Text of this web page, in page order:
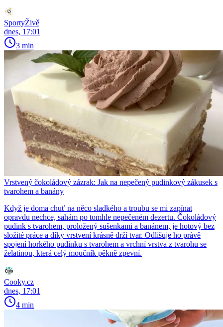
SportyŽivě
dnes, 17:01
3 min
Vrstvený čokoládový zázrak: Jak na nepečený pudinkový zákusek s
tvarohem a banány
Když je doma chuť na něco sladkého a troubu se mi zapínat
opravdu nechce, sahám po tomhle nepečeném dezertu. Čokoládový
pudink s tvarohem, proložený sušenkami a banánem, je hotový bez
složité práce a díky vrstvení krásně drží tvar. Odlišuje ho právě
spojení horkého pudinku s tvarohem a vrchní vrstva z tvarohu se
želatinou, která celý moučník pěkně zpevní.
Cooky.cz
dnes, 17:01
4 min